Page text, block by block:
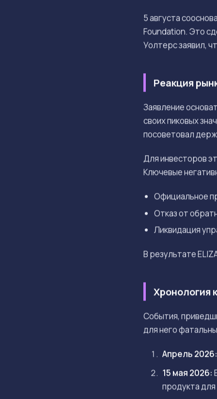
5 августа
Foundation. Это
Уолтерс заявил,
Реакция
Заявление
своих пиковых
посоветовал
Для инвесторов
Ключевые
Официальное
Отказ от
Ликвидация
В результате
Хронология
События,
для него
Апрель
15 мая 2026:
продукта для